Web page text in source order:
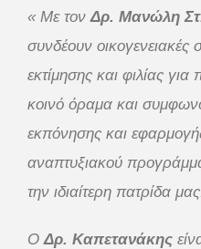
« Με τονΔρ. Μανώλη
συνδέουν οικογενειακές
εκτίμησης και φιλίας
κοινό όραμα και
εκπόνησης και
αναπτυξιακού
την ιδιαίτερη πατρίδα
ΟΔρ. Καπετανάκης